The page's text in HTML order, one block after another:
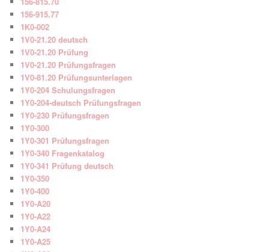
156-915.77
1K0-002
1V0-21.20 deutsch
1V0-21.20 Prüfung
1V0-21.20 Prüfungsfragen
1V0-81.20 Prüfungsunterlagen
1Y0-204 Schulungsfragen
1Y0-204-deutsch Prüfungsfragen
1Y0-230 Prüfungsfragen
1Y0-300
1Y0-301 Prüfungsfragen
1Y0-340 Fragenkatalog
1Y0-341 Prüfung deutsch
1Y0-350
1Y0-400
1Y0-A20
1Y0-A22
1Y0-A24
1Y0-A25